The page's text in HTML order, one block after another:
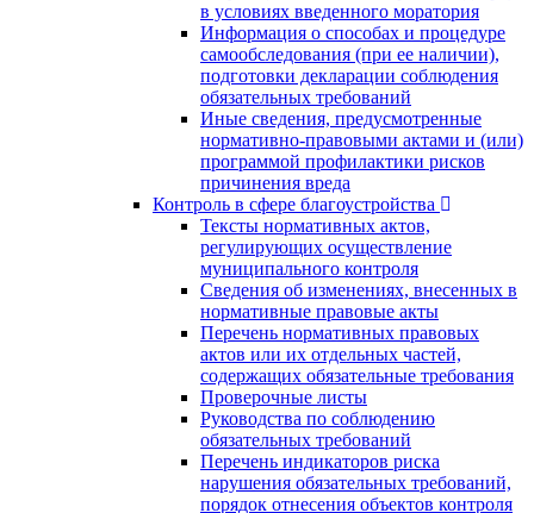
в условиях введенного моратория
Информация о способах и процедуре
самообследования (при ее наличии),
подготовки декларации соблюдения
обязательных требований
Иные сведения, предусмотренные
нормативно-правовыми актами и (или)
программой профилактики рисков
причинения вреда
Контроль в сфере благоустройства
Тексты нормативных актов,
регулирующих осуществление
муниципального контроля
Сведения об изменениях, внесенных в
нормативные правовые акты
Перечень нормативных правовых
актов или их отдельных частей,
содержащих обязательные требования
Проверочные листы
Руководства по соблюдению
обязательных требований
Перечень индикаторов риска
нарушения обязательных требований,
порядок отнесения объектов контроля